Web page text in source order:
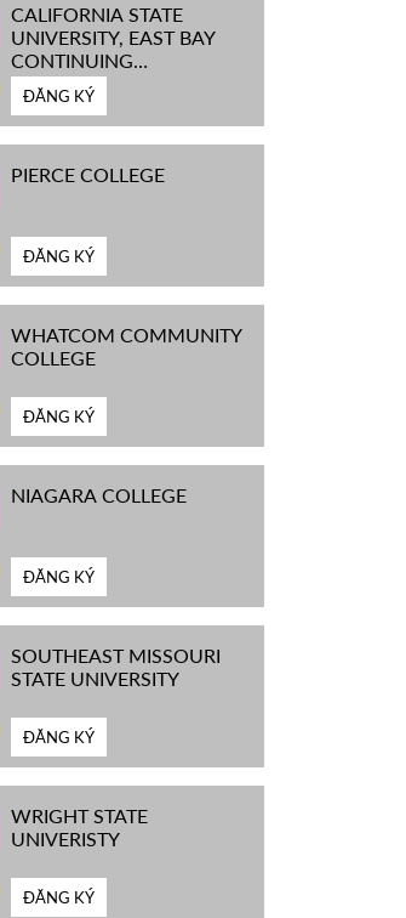
CALIFORNIA STATE
UNIVERSITY, EAST BAY
CONTINUING
EDUCATION
ĐĂNG KÝ
PIERCE COLLEGE
ĐĂNG KÝ
WHATCOM COMMUNITY
COLLEGE
ĐĂNG KÝ
NIAGARA COLLEGE
ĐĂNG KÝ
SOUTHEAST MISSOURI
STATE UNIVERSITY
ĐĂNG KÝ
WRIGHT STATE
UNIVERISTY
ĐĂNG KÝ